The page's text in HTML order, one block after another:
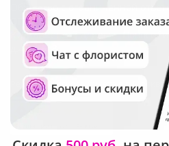
Общество с ограниченной
ОГРН: 1195476081745, ИНН:
Юридический адрес: г.
д.42, оф. 3
Рейтинг Русского букета в г. Москва